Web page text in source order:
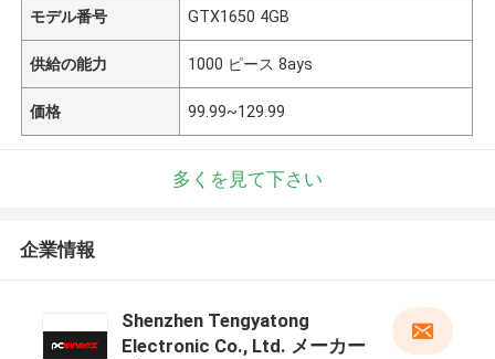
モデル番号 GTX1650 4GB
供給の能力 1000 ピース 8ays
価格 99.99~129.99
多くを見て下さい
企業情報
Shenzhen Tengyatong
Electronic Co., Ltd. メーカー